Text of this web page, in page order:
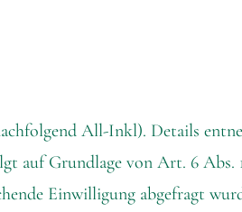
All-Inkl). Details
auf Grundlage von Art. 6 Abs.
Einwilligung abgefragt